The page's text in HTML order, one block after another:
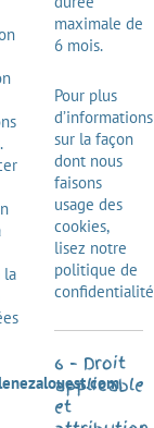
la
.
maximale de
6 mois.
Pour plus
d’informations
sur la façon
dont nous
faisons
usage des
cookies,
lisez notre
politique de
confidentialité
6 – Droit
applicable
et